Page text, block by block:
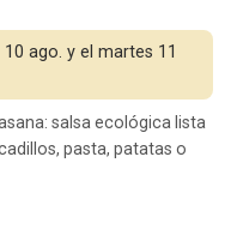
ago. y el martes 11
salsa ecológica lista
pasta, patatas o